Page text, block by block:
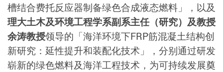
槽结合费托反应器制备绿色合成液态燃料」，以及
理大土木及环境工程学系副系主任（研究）及教授
余涛教授领导的「海洋环境下FRP筋混凝土结构创
新研究：延性提升和装配化技术」，分别通过研发
崭新的绿色燃料及海洋工程技术，为可持续发展奠